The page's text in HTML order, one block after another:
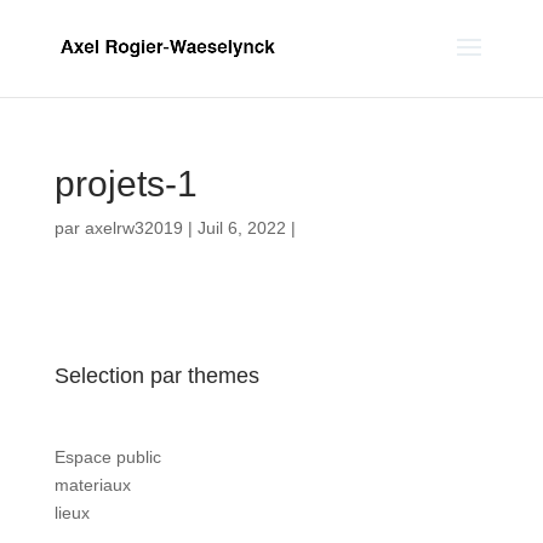
projets-1
par axelrw32019 | Juil 6, 2022 |
Selection par themes
Espace public
materiaux
lieux